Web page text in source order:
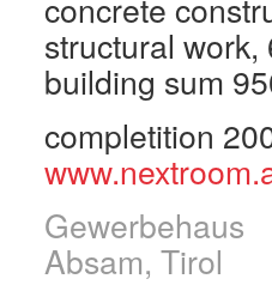
concrete
structural work,
building sum
completition
Gewerbehaus
Absam, Tirol